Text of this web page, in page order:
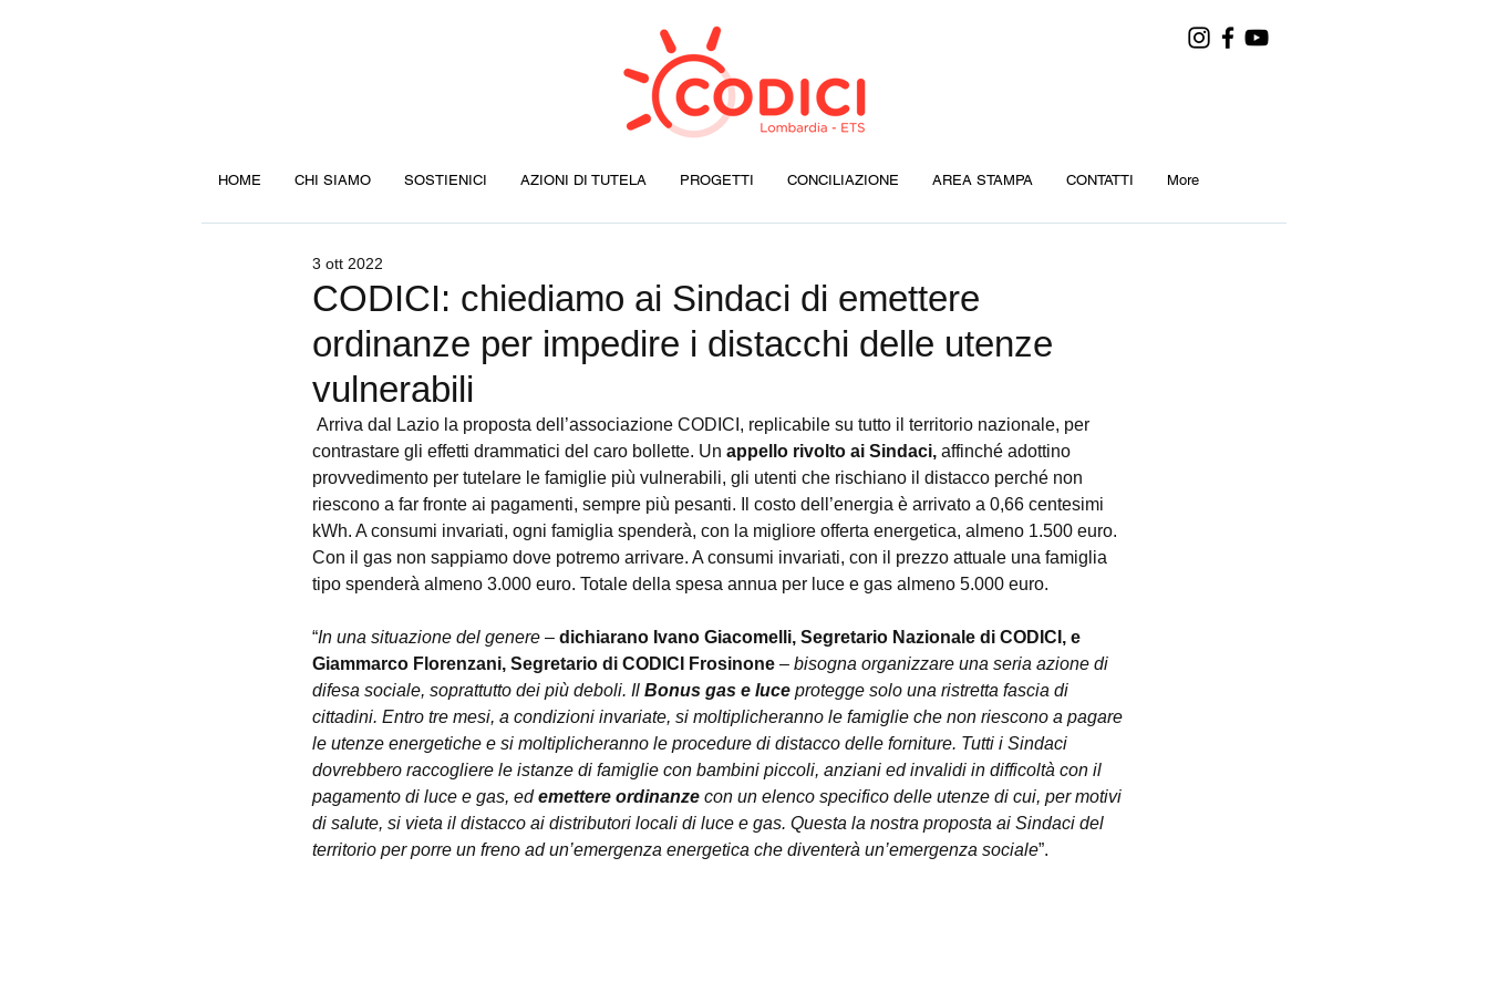
HOME CHI SIAMO SOSTIENICI AZIONI DI TUTELA PROGETTI CONCILIAZIONE AREA STAMPA CONTATTI More
CODICI: chiediamo ai Sindaci di emettere
ordinanze per impedire i distacchi delle utenze
vulnerabili
3 ott 2022
contrastare gli effetti drammatici del caro bollette. Un appello rivolto ai Sindaci, affinché adottino
provvedimento per tutelare le famiglie più vulnerabili, gli utenti che rischiano il distacco perché non
riescono a far fronte ai pagamenti, sempre più pesanti. Il costo dell’energia è arrivato a 0,66 centesimi
kWh. A consumi invariati, ogni famiglia spenderà, con la migliore offerta energetica, almeno 1.500 euro.
Con il gas non sappiamo dove potremo arrivare. A consumi invariati, con il prezzo attuale una famiglia
tipo spenderà almeno 3.000 euro. Totale della spesa annua per luce e gas almeno 5.000 euro.
“In una situazione del genere – dichiarano Ivano Giacomelli, Segretario Nazionale di CODICI, e
Giammarco Florenzani, Segretario di CODICI Frosinone – bisogna organizzare una seria azione di
difesa sociale, soprattutto dei più deboli. Il Bonus gas e luce protegge solo una ristretta fascia di
cittadini. Entro tre mesi, a condizioni invariate, si moltiplicheranno le famiglie che non riescono a pagare
le utenze energetiche e si moltiplicheranno le procedure di distacco delle forniture. Tutti i Sindaci
dovrebbero raccogliere le istanze di famiglie con bambini piccoli, anziani ed invalidi in difficoltà con il
pagamento di luce e gas, ed emettere ordinanze con un elenco specifico delle utenze di cui, per motivi
di salute, si vieta il distacco ai distributori locali di luce e gas. Questa la nostra proposta ai Sindaci del
territorio per porre un freno ad un’emergenza energetica che diventerà un’emergenza sociale”.